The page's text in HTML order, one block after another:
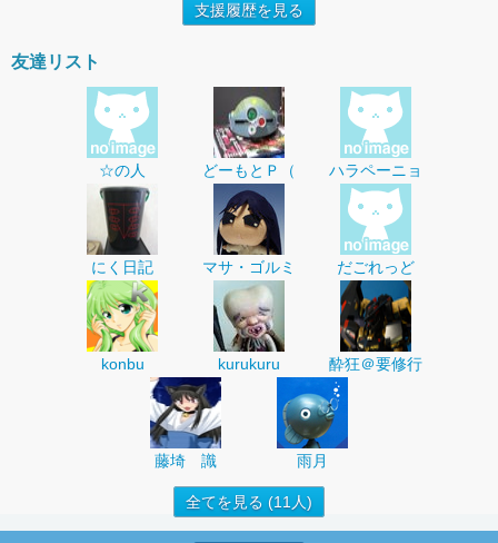
支援履歴を見る
友達リスト
☆の人 どーもとＰ（ ハラペーニョ
にく日記 マサ・ゴルミ だごれっど
konbu kurukuru 酔狂＠要修行
藤埼 識 雨月
全てを見る (11人)